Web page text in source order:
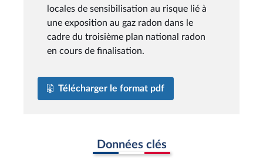
locales de sensibilisation au risque lié à
une exposition au gaz radon dans le
cadre du troisième plan national radon
en cours de finalisation.
Télécharger le format pdf
Données clés